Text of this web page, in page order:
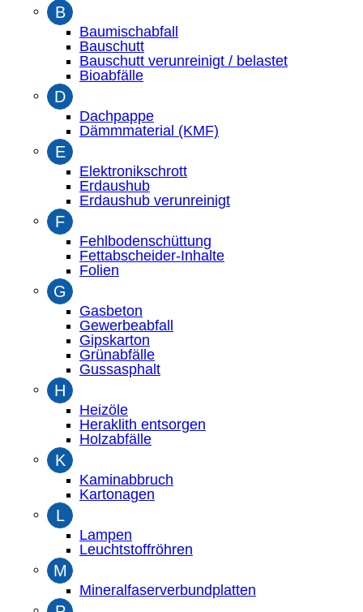
B
Baumischabfall
Bauschutt
Bauschutt verunreinigt / belastet
Bioabfälle
D
Dachpappe
Dämmmaterial (KMF)
E
Elektronikschrott
Erdaushub
Erdaushub verunreinigt
F
Fehlbodenschüttung
Fettabscheider-Inhalte
Folien
G
Gasbeton
Gewerbeabfall
Gipskarton
Grünabfälle
Gussasphalt
H
Heizöle
Heraklith entsorgen
Holzabfälle
K
Kaminabbruch
Kartonagen
L
Lampen
Leuchtstoffröhren
M
Mineralfaserverbundplatten